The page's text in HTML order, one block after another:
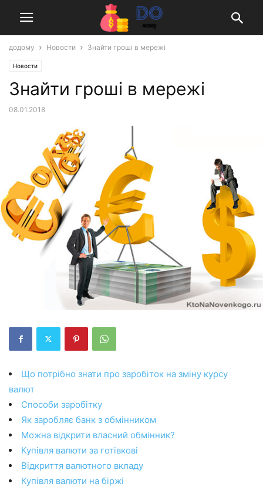
додому Новости Знайти гроші в мережі
Новости
Знайти гроші в мережі
08.01.2018
Що потрібно знати про заробіток на зміну курсу
валют
Способи заробітку
Як заробляє банк з обмінником
Можна відкрити власний обмінник?
Купівля валюти за готівкові
Відкриття валютного вкладу
Купівля валюти на біржі